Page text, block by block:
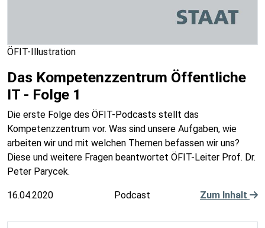
ÖFIT-Illustration
Das Kompetenzzentrum Öffentliche
IT - Folge 1
Die erste Folge des ÖFIT-Podcasts stellt das
Kompetenzzentrum vor. Was sind unsere Aufgaben, wie
arbeiten wir und mit welchen Themen befassen wir uns?
Diese und weitere Fragen beantwortet ÖFIT-Leiter Prof. Dr.
Peter Parycek.
16.04.2020 Podcast Zum Inhalt